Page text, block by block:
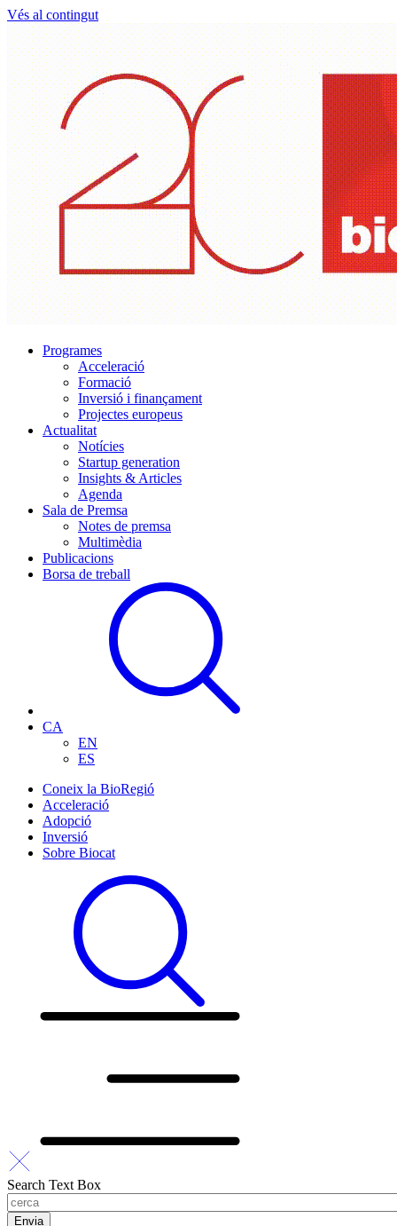
Vés al contingut
Programes
Acceleració
Formació
Inversió i finançament
Projectes europeus
Actualitat
Notícies
Startup generation
Insights & Articles
Agenda
Sala de Premsa
Notes de premsa
Multimèdia
Publicacions
Borsa de treball
CA
EN
ES
Coneix la BioRegió
Acceleració
Adopció
Inversió
Sobre Biocat
Search Text Box